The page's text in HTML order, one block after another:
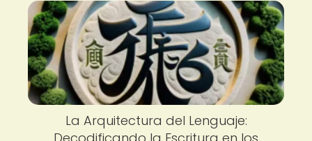
La Arquitectura del Lenguaje: